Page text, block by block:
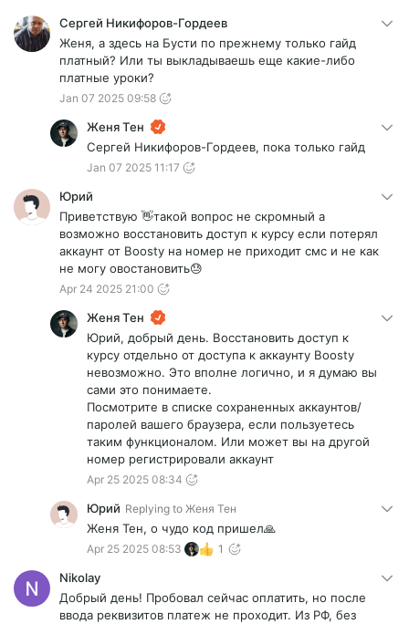
Сергей Никифоров-Гордеев
Женя, а здесь на Бусти по прежнему только гайд
платный? Или ты выкладываешь еще какие-либо
платные уроки?
Jan 07 2025 09:58
Женя Тен
Сергей Никифоров-Гордеев, пока только гайд
Jan 07 2025 11:17
Юрий
Приветствую 👋такой вопрос не скромный а
возможно восстановить доступ к курсу если потерял
аккаунт от Boosty на номер не приходит смс и не как
не могу овостановить😓
Apr 24 2025 21:00
Женя Тен
Юрий, добрый день. Восстановить доступ к
курсу отдельно от доступа к аккаунту Boosty
невозможно. Это вполне логично, и я думаю вы
сами это понимаете.
Посмотрите в списке сохраненных аккаунтов/
паролей вашего браузера, если пользуетесь
таким функционалом. Или может вы на другой
номер регистрировали аккаунт
Apr 25 2025 08:34
Юрий Replying to Женя Тен
Женя Тен, о чудо код пришел🙏
Apr 25 2025 08:53 1
Nikolay
Добрый день! Пробовал сейчас оплатить, но после
ввода реквизитов платеж не проходит. Из РФ, без